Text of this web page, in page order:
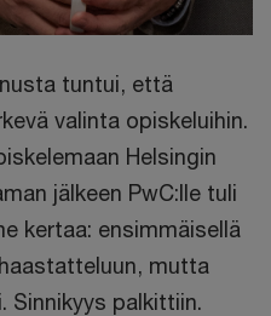
tuntui, että
valinta opiskeluihin.
Helsingin
jälkeen PwC:lle tuli
kertaa: ensimmäisellä
mutta
Sinnikyys palkittiin.